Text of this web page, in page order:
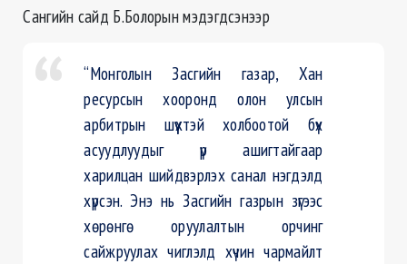
Сангийн сайд Б.Болорын мэдэгдсэнээр
“Монголын Засгийн газар, Хан
ресурсын хооронд олон улсын
арбитрын шүүхтэй холбоотой бүх
асуудлуудыг үр ашигтайгаар
харилцан шийдвэрлэх санал нэгдэлд
хүрсэн. Энэ нь Засгийн газрын зүгээс
хөрөнгө оруулалтын орчинг
сайжруулах чиглэлд хүчин чармайлт